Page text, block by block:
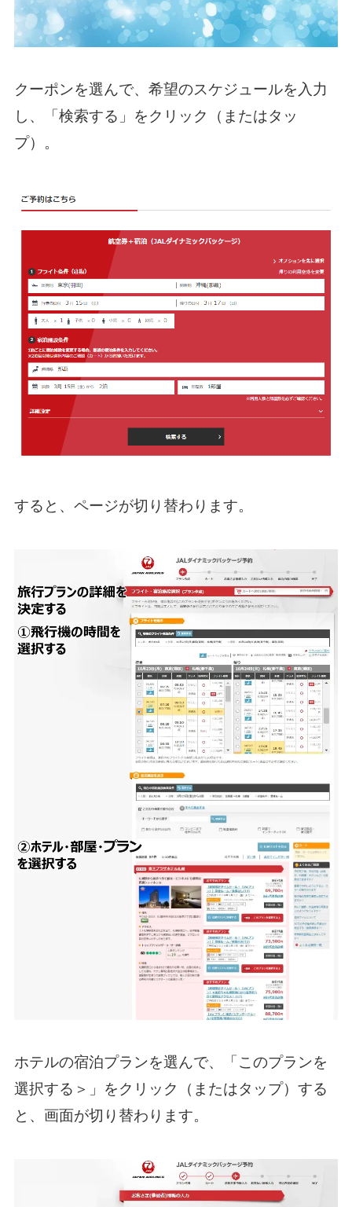
クーポンを選んで、希望のスケジュールを入力
し、「検索する」をクリック（またはタッ
プ）。
すると、ページが切り替わります。
ホテルの宿泊プランを選んで、「このプランを
選択する＞」をクリック（またはタップ）する
と、画面が切り替わります。